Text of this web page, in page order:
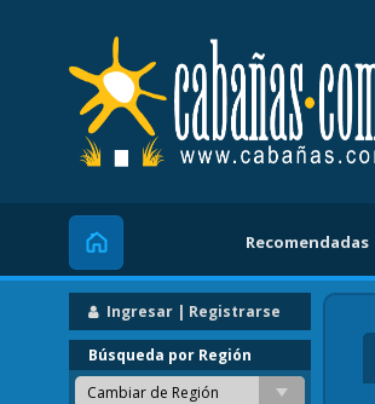
Inicio Recomendadas
Ingresar | Registrarse
Búsqueda por Región
Cambiar de Región